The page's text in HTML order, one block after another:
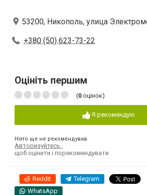
53200, Никополь, улица
+380 (50) 623-73-22
Оцініть першим
(0 оцінок)
Я рекомендую
Ніхто ще не рекомендував
Авторизуйтесь
щоб оцінити і порекомендувати
Reddit Telegram
WhatsApp